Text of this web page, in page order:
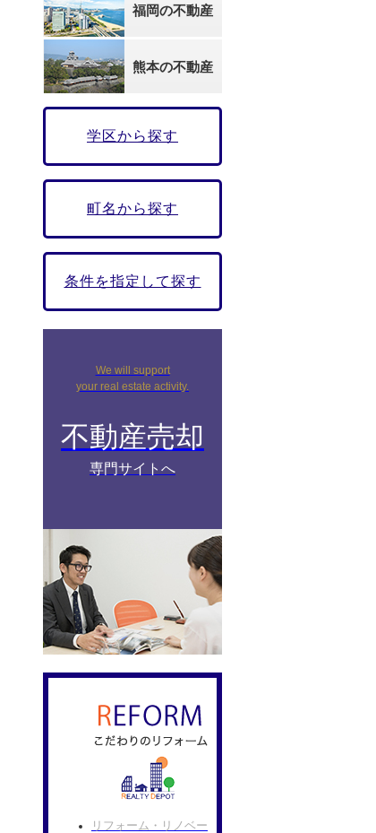
福岡の不動産
熊本の不動産
学区から探す
町名から探す
条件を指定して探す
We will support
your real estate activity.
不動産売却
専門サイトへ
リフォーム・リノベー